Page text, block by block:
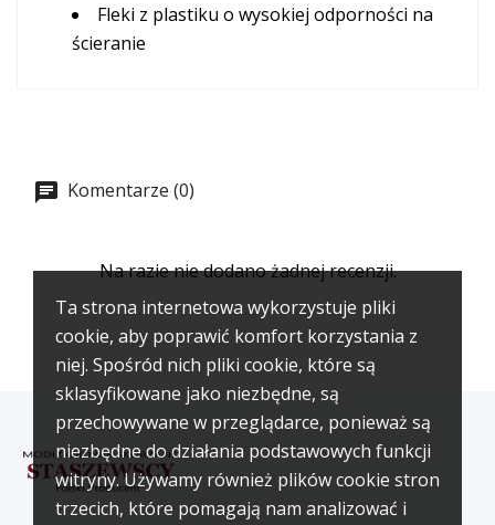
Ta strona internetowa wykorzystuje pliki
cookie, aby poprawić komfort korzystania z
niej. Spośród nich pliki cookie, które są
sklasyfikowane jako niezbędne, są
przechowywane w przeglądarce, ponieważ są
niezbędne do działania podstawowych funkcji
witryny. Używamy również plików cookie stron
trzecich, które pomagają nam analizować i
Fleki z plastiku o wysokiej odporności na
ścieranie
Komentarze (0)
Na razie nie dodano żadnej recenzji.